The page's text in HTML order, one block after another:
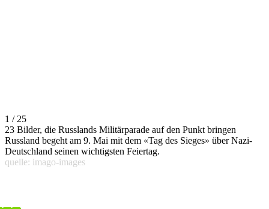
1 / 25
23 Bilder, die Russlands Militärparade auf den Punkt bringen
Russland begeht am 9. Mai mit dem «Tag des Sieges» über Nazi-
Deutschland seinen wichtigsten Feiertag.
quelle: imago-images